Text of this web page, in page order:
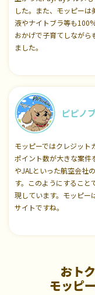
した。また、モッピー
液やナイトブラ等も
おかげで子育てしながら
ました。
ピピノ
モッピーではクレジット
ポイント数が大きな案件
やJALといった航空会社
す。このようにするこ
現しています。モッピー
サイトですね。
おト
モッピ